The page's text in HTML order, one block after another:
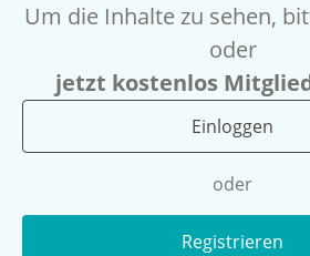
Um die Inhalte zu sehen,
oder
jetzt kostenlos
Einloggen
oder
Registrieren